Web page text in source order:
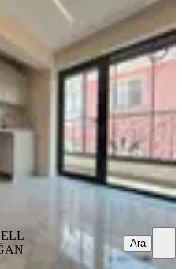
Binada 4.katta Ön
3+1 Lüks Dubleks
Mahallesi
4. Kat 07.08.2026
ÖZDOĞAN
Ara